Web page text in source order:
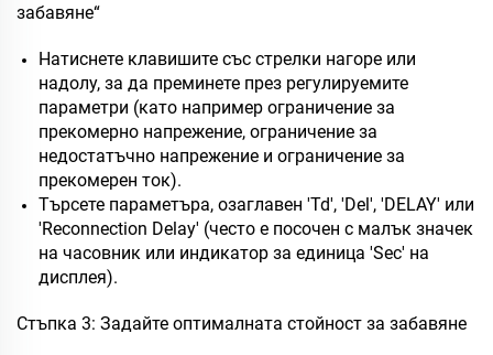
забавяне“
Натиснете клавишите със стрелки нагоре или
надолу, за да преминете през регулируемите
параметри (като например ограничение за
прекомерно напрежение, ограничение за
недостатъчно напрежение и ограничение за
прекомерен ток).
Търсете параметъра, озаглавен 'Td', 'Del', 'DELAY' или
'Reconnection Delay' (често е посочен с малък значек
на часовник или индикатор за единица 'Sec' на
дисплея).
Стъпка 3: Задайте оптималната стойност за забавяне